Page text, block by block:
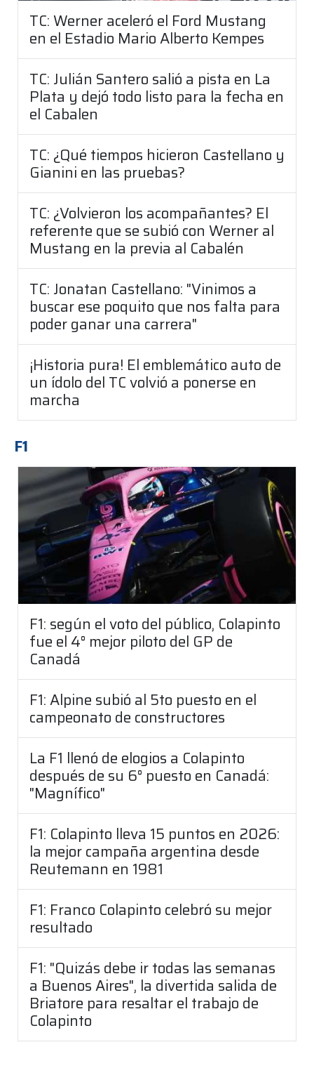
TC: Werner aceleró el Ford Mustang
en el Estadio Mario Alberto Kempes
TC: Julián Santero salió a pista en La
Plata y dejó todo listo para la fecha en
el Cabalen
TC: ¿Qué tiempos hicieron Castellano y
Gianini en las pruebas?
TC: ¿Volvieron los acompañantes? El
referente que se subió con Werner al
Mustang en la previa al Cabalén
TC: Jonatan Castellano: "Vinimos a
buscar ese poquito que nos falta para
poder ganar una carrera"
¡Historia pura! El emblemático auto de
un ídolo del TC volvió a ponerse en
marcha
F1
F1: según el voto del público, Colapinto
fue el 4° mejor piloto del GP de
Canadá
F1: Alpine subió al 5to puesto en el
campeonato de constructores
La F1 llenó de elogios a Colapinto
después de su 6° puesto en Canadá:
"Magnífico"
F1: Colapinto lleva 15 puntos en 2026:
la mejor campaña argentina desde
Reutemann en 1981
F1: Franco Colapinto celebró su mejor
resultado
F1: "Quizás debe ir todas las semanas
a Buenos Aires", la divertida salida de
Briatore para resaltar el trabajo de
Colapinto